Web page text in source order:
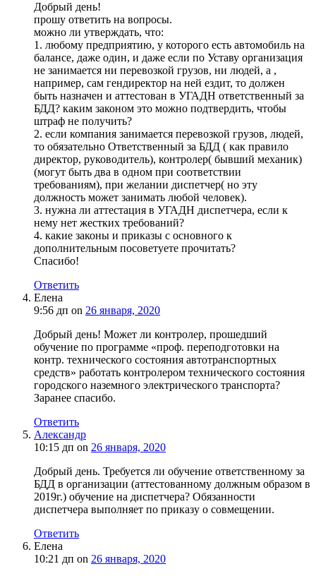
Добрый день!
прошу ответить на вопросы.
можно ли утверждать, что:
1. любому предприятию, у которого есть автомобиль на
балансе, даже один, и даже если по Уставу организация
не занимается ни перевозкой грузов, ни людей, а ,
например, сам гендиректор на ней ездит, то должен
быть назначен и аттестован в УГАДН ответственный за
БДД? каким законом это можно подтвердить, чтобы
штраф не получить?
2. если компания занимается перевозкой грузов, людей,
то обязательно Ответственный за БДД ( как правило
директор, руководитель), контролер( бывший механик)
(могут быть два в одном при соответствии
требованиям), при желании диспетчер( но эту
должность может занимать любой человек).
3. нужна ли аттестация в УГАДН диспетчера, если к
нему нет жестких требований?
4. какие законы и приказы с основного к
дополнительным посоветуете прочитать?
Спасибо!
Ответить
Елена
9:56 дп on 26 января, 2020
Добрый день! Может ли контролер, прошедший
обучение по программе «проф. переподготовки на
контр. технического состояния автотранспортных
средств» работать контролером технического состояния
городского наземного электрического транспорта?
Заранее спасибо.
Ответить
Александр
10:15 дп on 26 января, 2020
Добрый день. Требуется ли обучение ответственному за
БДД в организации (аттестованному должным образом в
2019г.) обучение на диспетчера? Обязанности
диспетчера выполняет по приказу о совмещении.
Ответить
Елена
10:21 дп on 26 января, 2020